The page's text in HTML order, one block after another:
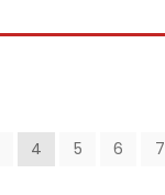
4 5 6 7